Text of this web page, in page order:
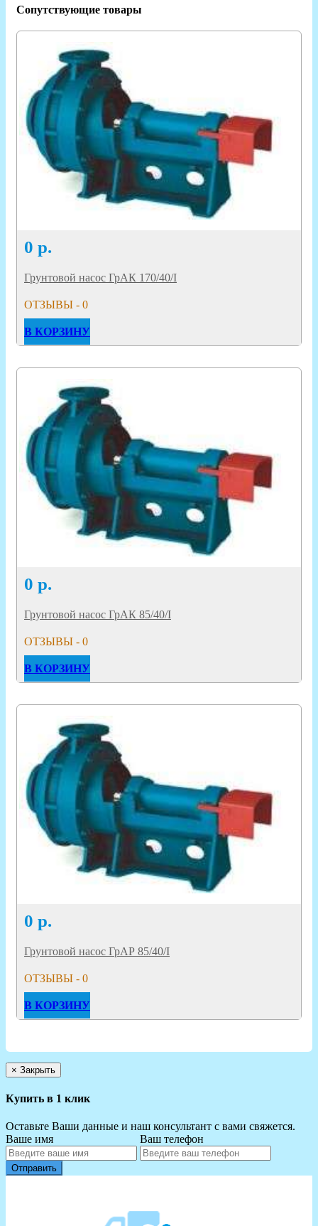
Сопутствующие товары
0 р.
Грунтовой насос ГрАК 170/40/I
ОТЗЫВЫ - 0
В КОРЗИНУ
0 р.
Грунтовой насос ГрАК 85/40/I
ОТЗЫВЫ - 0
В КОРЗИНУ
0 р.
Грунтовой насос ГрАР 85/40/I
ОТЗЫВЫ - 0
В КОРЗИНУ
× Закрыть
Купить в 1 клик
Оставьте Ваши данные и наш консультант с вами свяжется.
Ваше имя
Ваш телефон
Отправить